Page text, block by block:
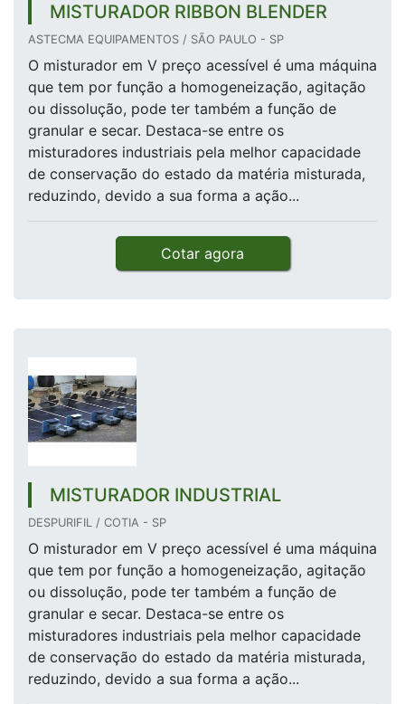
MISTURADOR RIBBON BLENDER‎
ASTECMA EQUIPAMENTOS / SÃO PAULO - SP
O misturador em V preço acessível é uma máquina
que tem por função a homogeneização, agitação
ou dissolução, pode ter também a função de
granular e secar. Destaca-se entre os
misturadores industriais pela melhor capacidade
de conservação do estado da matéria misturada,
reduzindo, devido a sua forma a ação...
Cotar agora
MISTURADOR INDUSTRIAL
DESPURIFIL / COTIA - SP
O misturador em V preço acessível é uma máquina
que tem por função a homogeneização, agitação
ou dissolução, pode ter também a função de
granular e secar. Destaca-se entre os
misturadores industriais pela melhor capacidade
de conservação do estado da matéria misturada,
reduzindo, devido a sua forma a ação...